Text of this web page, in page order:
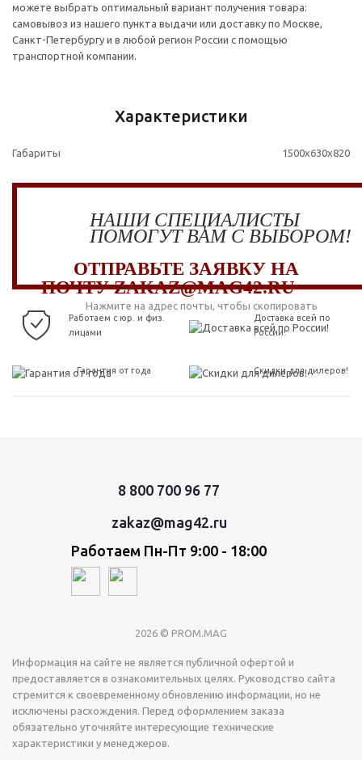
можете выбрать оптимальный вариант получения товара:
самовывоз из нашего пункта выдачи или доставку по Москве,
Санкт-Петербургу и в любой регион России с помощью
транспортной компании.
Характеристики
Габариты 1500x630x820
НАШИ СПЕЦИАЛИСТЫ
ПОМОГУТ ВАМ С ВЫБОРОМ!
ОТПРАВЬТЕ ЗАЯВКУ НА
ПОЧТУ ZAKAZ@MAG42.RU
Нажмите на адрес почты, чтобы скопировать
Работаем с юр. и физ.
лицами
Доставка всей по
России!
Гарантия от года Скидки для дилеров!
8 800 700 96 77
zakaz@mag42.ru
Работаем Пн-Пт 9:00 - 18:00
2026 © PROM.MAG
Информация на сайте не является публичной офертой и
предоставляется в ознакомительных целях. Руководство сайта
стремится к своевременному обновлению информации, но не
исключены расхождения. Перед оформлением заказа
обязательно уточняйте интересующие технические
характеристики у менеджеров.